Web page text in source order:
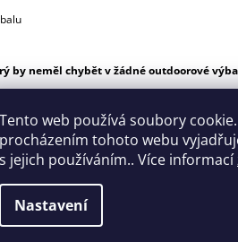
Tento web používá soubory
procházením tohoto webu
s jejich používáním.. Více informací
Nastavení
by neměl chybět v žádné outdoorové